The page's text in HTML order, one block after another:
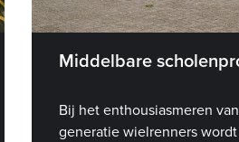
Middelbare
Bij het enthousiasmeren
generatie wielrenners wordt